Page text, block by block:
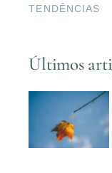
TENDÊNCIAS
Últimos